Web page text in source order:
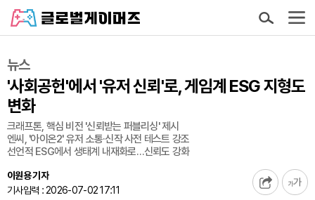
뉴스
'사회공헌'에서 '유저 신뢰'로, 게임계 ESG 지형도
변화
크래프톤, 핵심 비전 '신뢰받는 퍼블리싱' 제시
엔씨, '아이온2' 유저 소통·신작 사전 테스트 강조
선언적 ESG에서 생태계 내재화로…신뢰도 강화
이원용 기자
기사입력 : 2026-07-02 17:11